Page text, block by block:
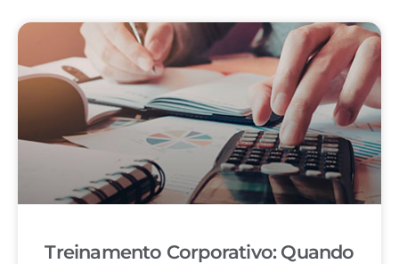
Treinamento Corporativo: Quando